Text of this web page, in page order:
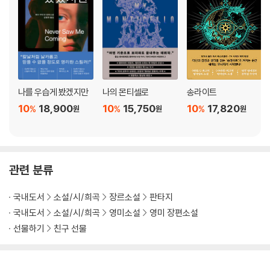
나를 우습게 봤겠지만
18,900원
10%
나의 몬티셀로
15,750원
10%
송라이트
17,820원
10%
관련 분류
국내도서 소설/시/희곡 장르소설
판타지
국내도서
소설/시/희곡 영미소설
영미 장편소설
선물하기
친구 선물